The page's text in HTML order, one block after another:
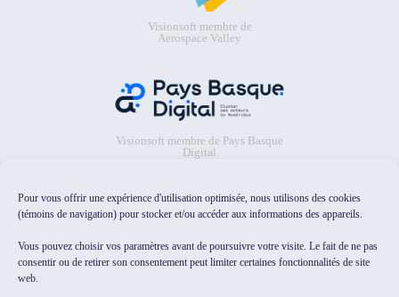
Pour vous offrir une expérience d'utilisation optimisée, nous utilisons des cookies
(témoins de navigation) pour stocker et/ou accéder aux informations des appareils.
Vous pouvez choisir vos paramètres avant de poursuivre votre visite. Le fait de ne pas
consentir ou de retirer son consentement peut limiter certaines fonctionnalités de site
web.
Visionsoft membre de
Aerospace Valley
Visionsoft membre de Pays Basque
Digital